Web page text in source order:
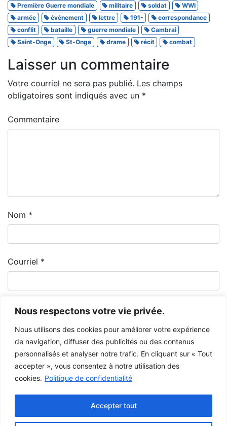
Nous respectons votre vie privée.
Nous utilisons des cookies pour améliorer votre expérience
de navigation, diffuser des publicités ou des contenus
personnalisés et analyser notre trafic. En cliquant sur « Tout
accepter », vous consentez à notre utilisation des
cookies. Politique de confidentialité
Accepter tout
Première Guerre mondiale
militaire soldat
WWI
armée
événement lettre 191-
correspondance
conflit
bataille guerre mondiale
Cambrai
Saint-Onge
St-Onge drame récit combat
Laisser un commentaire
Votre courriel ne sera pas publié. Les champs
obligatoires sont indiqués avec un *
Commentaire
Nom *
Courriel *
pas modifier l’œuvre et d’inscrire la référence complète.
Pour toute autre utilisation à des fins publiques, veuillez contacter le